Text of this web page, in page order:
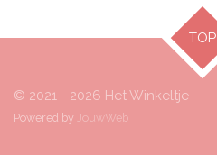
TOP
© 2021 - 2026 Het Winkeltje
Powered by JouwWeb